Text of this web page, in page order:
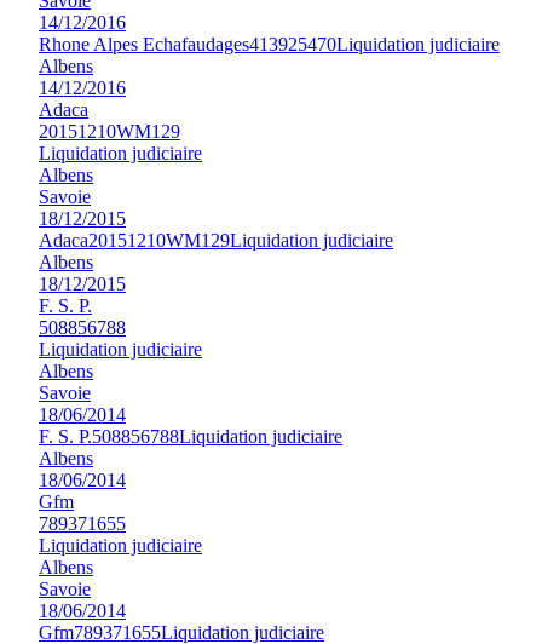
14/12/2016
Rhone Alpes Echafaudages413925470Liquidation judiciaire
Albens
14/12/2016
Adaca
20151210WM129
Liquidation judiciaire
Albens
Savoie
18/12/2015
Adaca20151210WM129Liquidation judiciaire
Albens
18/12/2015
F. S. P.
508856788
Liquidation judiciaire
Albens
Savoie
18/06/2014
F. S. P.508856788Liquidation judiciaire
Albens
18/06/2014
Gfm
789371655
Liquidation judiciaire
Albens
Savoie
18/06/2014
Gfm789371655Liquidation judiciaire